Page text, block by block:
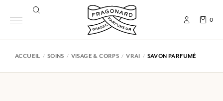
0
ACCUEIL SOINS VISAGE & CORPS VRAI SAVON PARFUMÉ